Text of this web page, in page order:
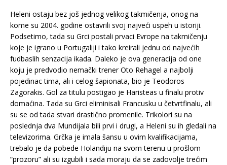
Heleni ostaju bez još jednog velikog takmičenja, onog na
kome su 2004. godine ostavrili svoj najveći uspeh u istoriji.
Podsetimo, tada su Grci postali prvaci Evrope na takmičenju
koje je igrano u Portugaliji i tako kreirali jednu od najvećih
fudbaslih senzacija ikada. Daleko je ova generacija od one
koju je predvodio nemački trener Oto Rehagel a najbolji
pojedinac tima, ali i celog šapionata, bio je Teodoros
Zagorakis. Gol za titulu postigao je Haristeas u finalu protiv
domaćina. Tada su Grci eliminisali Francusku u četvrtfinalu, ali
su se od tada stvari drastično promenile. Trikolori su na
poslednja dva Mundijala bili prvi i drugi, a Heleni su ih gledali na
televizorima. Grčka je imala šansu u ovim kvalifikacijama,
trebalo je da pobede Holandiju na svom terenu u prošlom
”prozoru” ali su izgubili i sada moraju da se zadovolje trećim